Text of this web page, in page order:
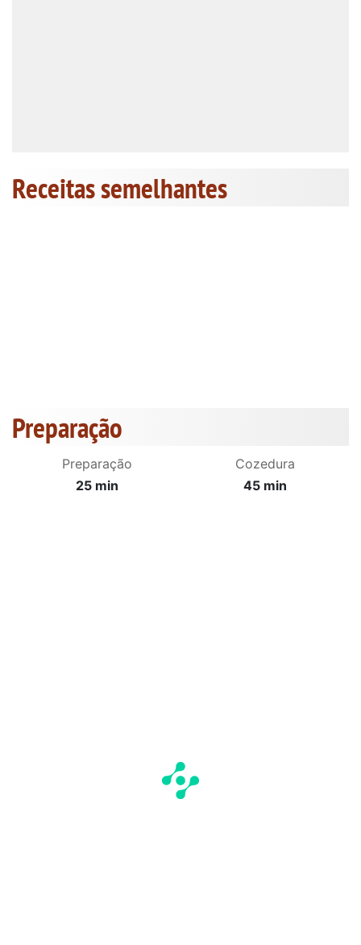
Receitas semelhantes
Preparação
Preparação
25 min
Cozedura
45 min